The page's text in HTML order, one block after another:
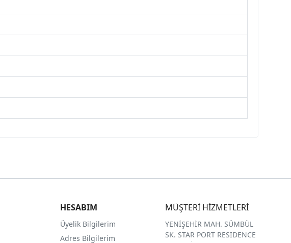
HESABIM
Üyelik Bilgilerim
Adres Bilgilerim
MÜŞTERİ HİZMETLERİ
YENİŞEHİR MAH. SÜMBÜL
SK. STAR PORT RESIDENCE